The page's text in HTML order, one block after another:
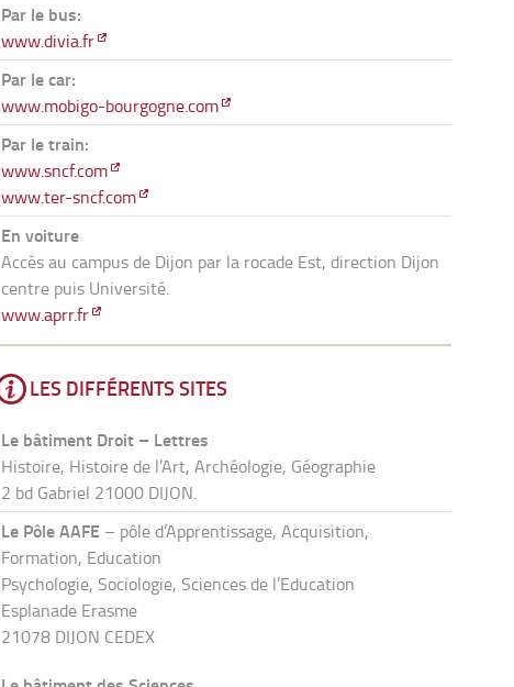
Par le bus:
www.divia.fr
Par le car:
www.mobigo-bourgogne.com
Par le train:
www.sncf.com
www.ter-sncf.com
En voiture
Accès au campus de Dijon par la rocade Est, direction Dijon
centre puis Université.
www.aprr.fr
LES DIFFÉRENTS SITES
Le bâtiment Droit – Lettres
Histoire, Histoire de l’Art, Archéologie, Géographie
2 bd Gabriel 21000 DIJON.
Le Pôle AAFE – pôle d’Apprentissage, Acquisition,
Formation, Education
Psychologie, Sociologie, Sciences de l’Education
Esplanade Erasme
21078 DIJON CEDEX